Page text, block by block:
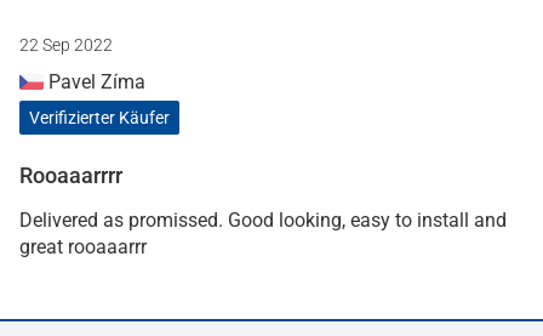
22 Sep 2022
Pavel Zíma
Verifizierter Käufer
Rooaaarrrr
Delivered as promissed. Good looking, easy to install and
great rooaaarrr